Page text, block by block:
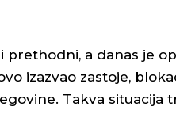
prethodni, a danas je
izazvao zastoje,
Takva situacija